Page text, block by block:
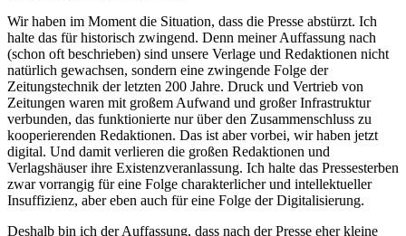
Wir haben im Moment die Situation, dass die Presse abstürzt. Ich
halte das für historisch zwingend. Denn meiner Auffassung nach
(schon oft beschrieben) sind unsere Verlage und Redaktionen nicht
natürlich gewachsen, sondern eine zwingende Folge der
Zeitungstechnik der letzten 200 Jahre. Druck und Vertrieb von
Zeitungen waren mit großem Aufwand und großer Infrastruktur
verbunden, das funktionierte nur über den Zusammenschluss zu
kooperierenden Redaktionen. Das ist aber vorbei, wir haben jetzt
digital. Und damit verlieren die großen Redaktionen und
Verlagshäuser ihre Existenzveranlassung. Ich halte das Pressesterben
zwar vorrangig für eine Folge charakterlicher und intellektueller
Insuffizienz, aber eben auch für eine Folge der Digitalisierung.
Deshalb bin ich der Auffassung, dass nach der Presse eher kleine